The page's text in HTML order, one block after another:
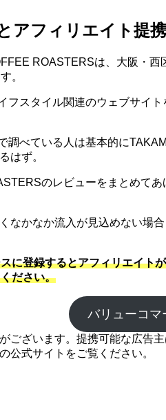
アフィリエイト提
ROASTERSは、大阪・西
。
スタイル関連のウェブサイ
べている人は基本的に
はず。
のレビューをまとめて
なかなか流入が見込めない場
登録するとアフィリエイト
ださい。
バリューコマ
ございます。提携可能な広
公式サイトをご覧ください。